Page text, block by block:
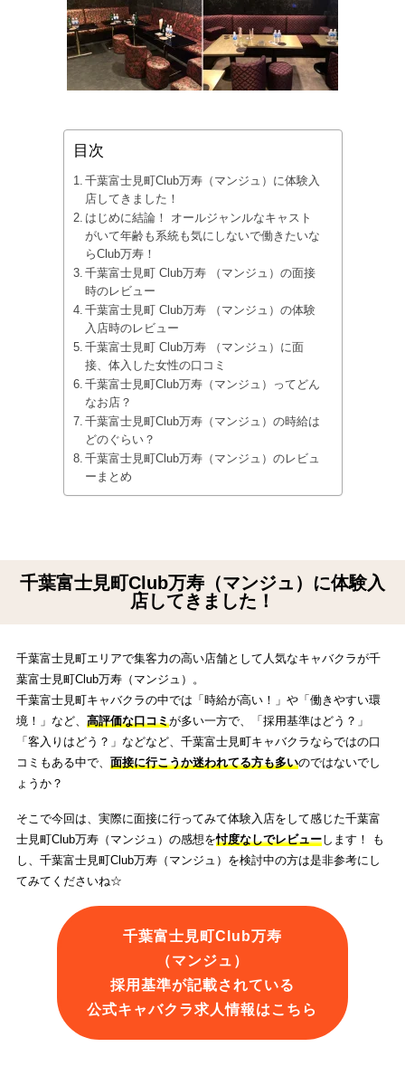
目次
千葉富士見町Club万寿（マンジュ）に体験入
店してきました！
はじめに結論！ オールジャンルなキャスト
がいて年齢も系統も気にしないで働きたいな
らClub万寿！
千葉富士見町 Club万寿 （マンジュ）の面接
時のレビュー
千葉富士見町 Club万寿 （マンジュ）の体験
入店時のレビュー
千葉富士見町 Club万寿 （マンジュ）に面
接、体入した女性の口コミ
千葉富士見町Club万寿（マンジュ）ってどん
なお店？
千葉富士見町Club万寿（マンジュ）の時給は
どのぐらい？
千葉富士見町Club万寿（マンジュ）のレビュ
ーまとめ
千葉富士見町Club万寿（マンジュ）に体験入
店してきました！
千葉富士見町エリアで集客力の高い店舗として人気なキャバクラが千
葉富士見町Club万寿（マンジュ）。
千葉富士見町キャバクラの中では「時給が高い！」や「働きやすい環
境！」など、 高評価な口コミが多い一方で、「採用基準はどう？」
「客入りはどう？」などなど、千葉富士見町キャバクラならではの口
コミもある中で、 面接に行こうか迷われてる方も多いのではないでし
ょうか？
そこで今回は、実際に面接に行ってみて体験入店をして感じた千葉富
士見町Club万寿（マンジュ）の感想を忖度なしでレビューします！ も
し、千葉富士見町Club万寿（マンジュ）を検討中の方は是非参考にし
てみてくださいね☆
千葉富士見町Club万寿
（マンジュ）
採用基準が記載されている
公式キャバクラ求人情報はこちら